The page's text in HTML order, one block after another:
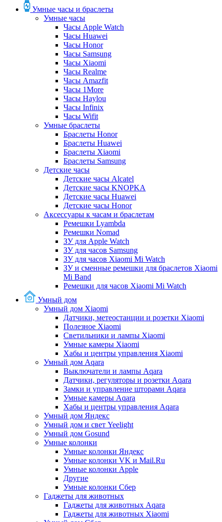
Умные часы и браслеты
Умные часы
Часы Apple Watch
Часы Huawei
Часы Honor
Часы Samsung
Часы Xiaomi
Часы Realme
Часы Amazfit
Часы 1More
Часы Haylou
Часы Infinix
Часы Wifit
Умные браслеты
Браслеты Honor
Браслеты Huawei
Браслеты Xiaomi
Браслеты Samsung
Детские часы
Детские часы Alcatel
Детские часы KNOPKA
Детские часы Huawei
Детские часы Honor
Аксессуары к часам и браслетам
Ремешки Lyambda
Ремешки Nomad
ЗУ для Apple Watch
ЗУ для часов Samsung
ЗУ для часов Xiaomi Mi Watch
ЗУ и сменные ремешки для браслетов Xiaomi
Mi Band
Ремешки для часов Xiaomi Mi Watch
Умный дом
Умный дом Xiaomi
Датчики, метеостанции и розетки Xiaomi
Полезное Xiaomi
Светильники и лампы Xiaomi
Умные камеры Xiaomi
Хабы и центры управления Xiaomi
Умный дом Aqara
Выключатели и лампы Aqara
Датчики, регуляторы и розетки Aqara
Замки и управление шторами Aqara
Умные камеры Aqara
Хабы и центры управления Aqara
Умный дом Яндекс
Умный дом и свет Yeelight
Умный дом Gosund
Умные колонки
Умные колонки Яндекс
Умные колонки VK и Mail.Ru
Умные колонки Apple
Другие
Умные колонки Сбер
Гаджеты для животных
Гаджеты для животных Aqara
Гаджеты для животных Xiaomi